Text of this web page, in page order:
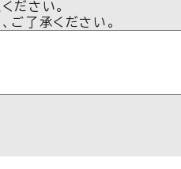
ださい。
ご了承ください。